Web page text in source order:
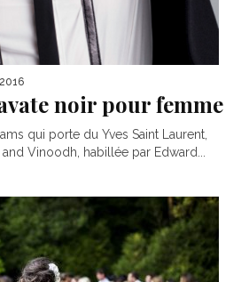
noir pour femme
qui porte du Yves Saint Laurent,
Vinoodh, habillée par Edward...